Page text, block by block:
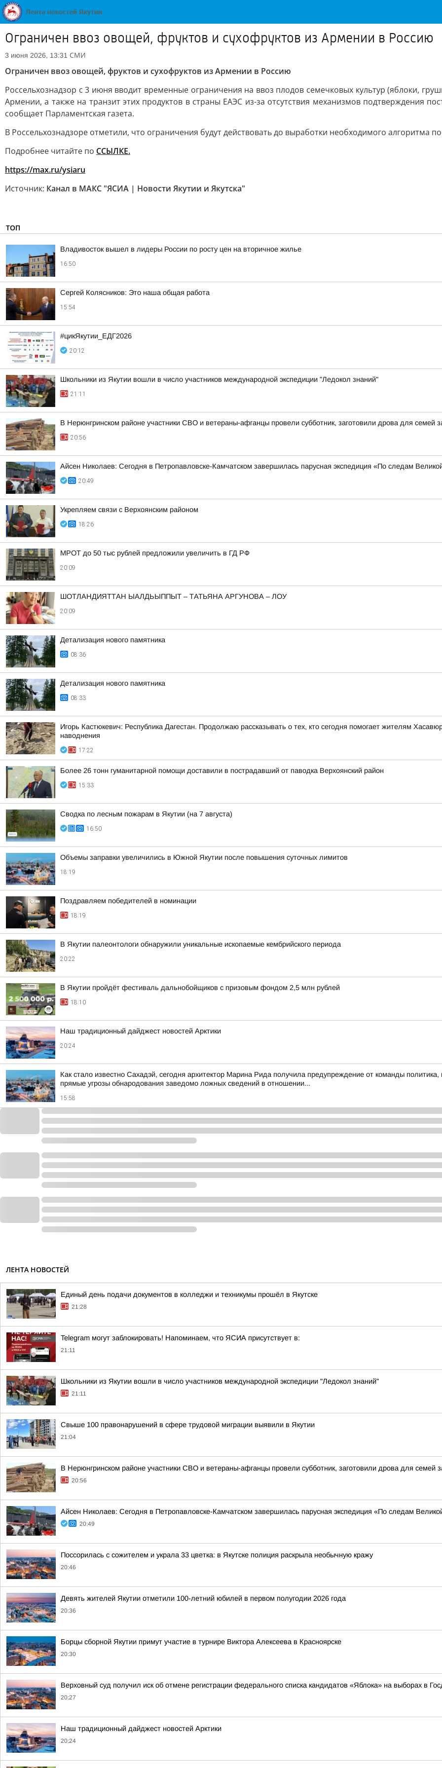
Ограничен ввоз овощей, фруктов и сухофруктов из Армении в Россию
3 июня 2026, 13:31 СМИ
Ограничен ввоз овощей, фруктов и сухофруктов из Армении в Россию
Россельхознадзор с 3 июня вводит временные ограничения на ввоз плодов семечковых культур (яблоки,
Армении, а также на транзит этих продуктов в страны ЕАЭС из-за отсутствия механизмов подтверждения
сообщает Парламентская газета.
В Россельхознадзоре отметили, что ограничения будут действовать до выработки необходимого алгоритма
Подробнее читайте по ССЫЛКЕ.
https://max.ru/ysiaru
Источник: Канал в МАКС "ЯСИА | Новости Якутии и Якутска"
ТОП
Владивосток вышел в лидеры России по росту цен на вторичное жилье
16:50
Сергей Колясников: Это наша общая работа
15:54
#цикЯкутии_ЕДГ2026
20:12
Школьники из Якутии вошли в число участников международной экспедиции "Ледокол знаний"
21:11
В Нерюнгринском районе участники СВО и ветераны-афганцы провели субботник, заготовили дрова для семей
20:56
Айсен Николаев: Сегодня в Петропавловске-Камчатском завершилась парусная экспедиция «По следам
20:49
Укрепляем связи с Верхоянским районом
18:26
МРОТ до 50 тыс рублей предложили увеличить в ГД РФ
20:09
ШОТЛАНДИЯТТАН ЫАЛДЬЫППЫТ – ТАТЬЯНА АРГУНОВА – ЛОУ
20:09
Детализация нового памятника
08:36
Детализация нового памятника
08:33
Игорь Кастюкевич: Республика Дагестан. Продолжаю рассказывать о тех, кто сегодня помогает жителям
наводнения
17:22
Более 26 тонн гуманитарной помощи доставили в пострадавший от паводка Верхоянский район
15:33
Сводка по лесным пожарам в Якутии (на 7 августа)
16:50
Объемы заправки увеличились в Южной Якутии после повышения суточных лимитов
18:19
Поздравляем победителей в номинации
18:19
В Якутии палеонтологи обнаружили уникальные ископаемые кембрийского периода
20:22
В Якутии пройдёт фестиваль дальнобойщиков с призовым фондом 2,5 млн рублей
18:10
Наш традиционный дайджест новостей Арктики
20:24
Как стало известно Сахадэй, сегодня архитектор Марина Рида получила предупреждение от команды
прямые угрозы обнародования заведомо ложных сведений в отношении...
15:58
ЛЕНТА НОВОСТЕЙ
Единый день подачи документов в колледжи и техникумы прошёл в Якутске
21:28
Telegram могут заблокировать! Напоминаем, что ЯСИА присутствует в:
21:11
Школьники из Якутии вошли в число участников международной экспедиции "Ледокол знаний"
21:11
Свыше 100 правонарушений в сфере трудовой миграции выявили в Якутии
21:04
В Нерюнгринском районе участники СВО и ветераны-афганцы провели субботник, заготовили дрова для семей
20:56
Айсен Николаев: Сегодня в Петропавловске-Камчатском завершилась парусная экспедиция «По следам
20:49
Поссорилась с сожителем и украла 33 цветка: в Якутске полиция раскрыла необычную кражу
20:46
Девять жителей Якутии отметили 100-летний юбилей в первом полугодии 2026 года
20:36
Борцы сборной Якутии примут участие в турнире Виктора Алексеева в Красноярске
20:30
Верховный суд получил иск об отмене регистрации федерального списка кандидатов «Яблока» на выборах в
20:27
Наш традиционный дайджест новостей Арктики
20:24